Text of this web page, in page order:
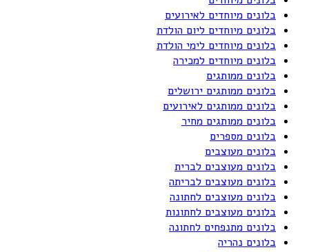
בלונים מיוחדים לאירועים
בלונים מיוחדים ליום הולדת
בלונים מיוחדים לימי הולדת
בלונים מיוחדים למכירה
בלונים ממותגים
בלונים ממותגים ירושלים
בלונים ממותגים לאירועים
בלונים ממותגים מחיר
בלונים מספרים
בלונים מעוצבים
בלונים מעוצבים לברית
בלונים מעוצבים לבריתה
בלונים מעוצבים לחתונה
בלונים מעוצבים לחתונות
בלונים מתנפחים לחתונה
בלונים נהריה